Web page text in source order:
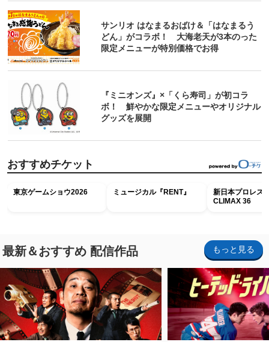
サンリオ はなまるおばけ＆「はなまるう
どん」がコラボ！ 大海老天が3本のった
限定メニューが特別価格でお得
『ミニオンズ』×「くら寿司」が初コラ
ボ！ 鮮やかな限定メニューやオリジナル
グッズを展開
おすすめチケット
東京ゲームショウ2026 ミュージカル『RENT』
新日本プロレス
CLIMAX 36
最新＆おすすめ 配信作品 もっと見る